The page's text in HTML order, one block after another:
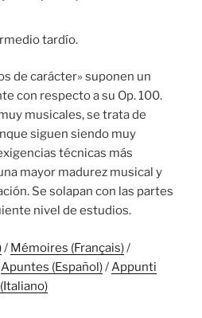
tardío.
de carácter» suponen un
con respecto a su Op. 100.
musicales, se trata de
siguen siendo muy
técnicas más
mayor madurez musical y
Se solapan con las partes
nivel de estudios.
/ Mémoires (Français)/
Apuntes (Español)/Appunti
(Italiano)